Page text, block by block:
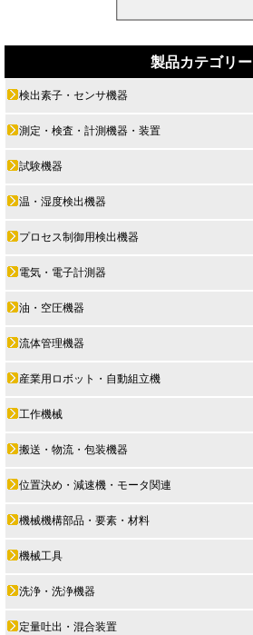
製品カテゴリー
検出素子・センサ機器
測定・検査・計測機器・装置
試験機器
温・湿度検出機器
プロセス制御用検出機器
電気・電子計測器
油・空圧機器
流体管理機器
産業用ロボット・自動組立機
工作機械
搬送・物流・包装機器
位置決め・減速機・モータ関連
機械機構部品・要素・材料
機械工具
洗浄・洗浄機器
定量吐出・混合装置